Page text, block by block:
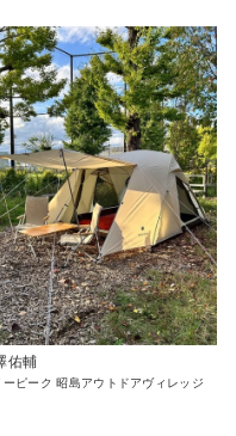
佑輔
ーピーク 昭島アウトドアヴィレッジ